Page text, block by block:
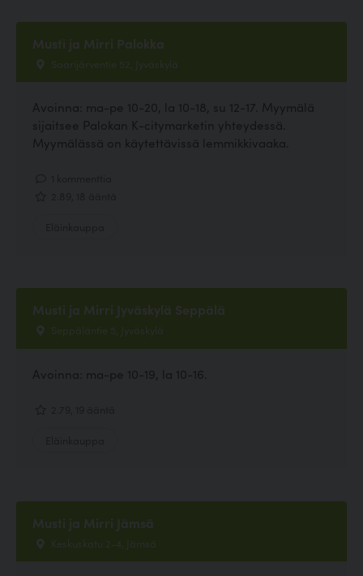
Musti ja Mirri Palokka
Saarijärventie 52, Jyväskylä
Avoinna: ma-pe 10-20, la 10-18, su 12-17. Myymälä
sijaitsee Palokan K-citymarketin yhteydessä.
Myymälässä on käytettävissä lemmikkivaaka.
Musti ja Mirri Jyväskylä Seppälä
Seppäläntie 5, Jyväskylä
Avoinna: ma-pe 10-19, la 10-16.
Musti ja Mirri Jämsä
Keskuskatu 2-4, Jämsä